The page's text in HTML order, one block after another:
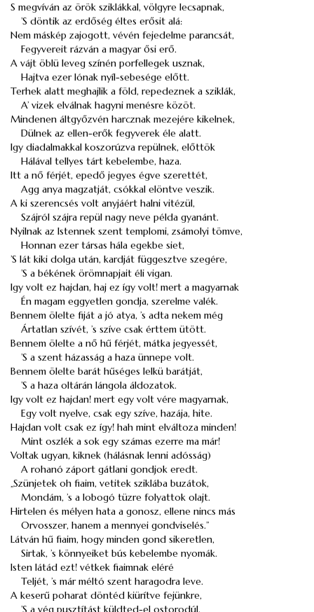
S megvíván az örök sziklákkal, völgyre lecsapnak,
’S döntik az erdőség éltes erősit alá:
Nem máskép zajogott, vévén fejedelme parancsát,
Fegyvereit rázván a magyar ősi erő.
A vájt öblü leveg színén porfellegek usznak,
Hajtva ezer lónak nyíl-sebesége előtt.
Terhek alatt meghajlik a föld, repedeznek a sziklák,
A’ vizek elválnak hagyni menésre közöt.
Mindenen áltgyőzvén harcznak mezejére kikelnek,
Dülnek az ellen-erők fegyverek éle alatt.
Igy diadalmakkal koszorúzva repülnek, előttök
Hálával tellyes tárt kebelembe, haza.
Itt a nő férjét, epedő jegyes égve szerettét,
Agg anya magzatját, csókkal elöntve veszik.
A ki szerencsés volt anyjáért halni vitézül,
Szájról szájra repül nagy neve példa gyanánt.
Nyilnak az Istennek szent templomi, zsámolyi tömve,
Honnan ezer társas hála egekbe siet,
’S lát kiki dolga után, kardját függesztve szegére,
’S a békének örömnapjait éli vigan.
Igy volt ez hajdan, haj ez így volt! mert a magyarnak
Én magam eggyetlen gondja, szerelme valék.
Bennem ölelte fiját a jó atya, ’s adta nekem még
Ártatlan szívét, ’s szíve csak érttem ütött.
Bennem ölelte a nő hű férjét, mátka jegyessét,
’S a szent házasság a haza ünnepe volt.
Bennem ölelte barát hűséges lelkü barátját,
’S a haza oltárán lángola áldozatok.
Igy volt ez hajdan! mert egy volt vére magyarnak,
Egy volt nyelve, csak egy szíve, hazája, hite.
Hajdan volt csak ez így! hah mint elváltoza minden!
Mint oszlék a sok egy számas ezerre ma már!
Voltak ugyan, kiknek (hálásnak lenni adósság)
A rohanó záport gátlani gondjok eredt.
„Szünjetek oh fiaim, vetitek sziklába buzátok,
Mondám, ’s a lobogó tüzre folyattok olajt.
Hirtelen és mélyen hata a gonosz, ellene nincs más
Orvosszer, hanem a mennyei gondviselés.”
Látván hű fiaim, hogy minden gond sikeretlen,
Sirtak, ’s könnyeiket bús kebelembe nyomák.
Isten látád ezt! vétkek fiaimnak eléré
Teljét, ’s már méltó szent haragodra leve.
A keserű poharat döntéd kiürítve fejünkre,
’S a vég pusztítást küldted-el ostorodúl.